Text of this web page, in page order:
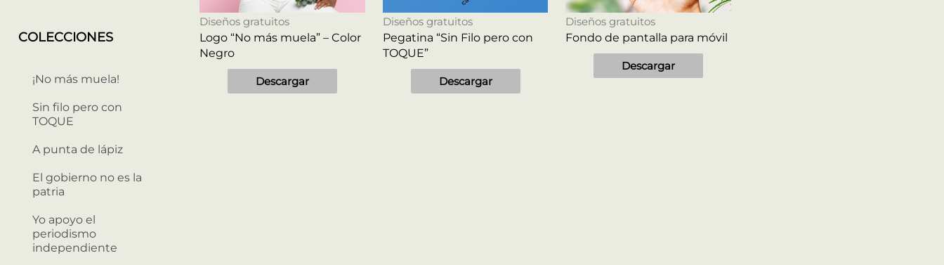
COLECCIONES
¡No más muela!
Sin filo pero con
TOQUE
A punta de lápiz
El gobierno no es la
patria
Yo apoyo el
periodismo
independiente
Diseños gratuitos
Logo “No más muela” – Color
Negro
Descargar
Diseños gratuitos
Pegatina “Sin Filo pero con
TOQUE”
Descargar
Diseños gratuitos
Fondo de pantalla para móvil
Descargar